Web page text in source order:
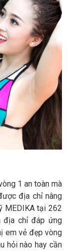
1 an toàn mà
địa chỉ nâng
MEDIKA tại 262
địa chỉ đáp ứng
em vẻ đẹp vòng
hỏi nào hay cần